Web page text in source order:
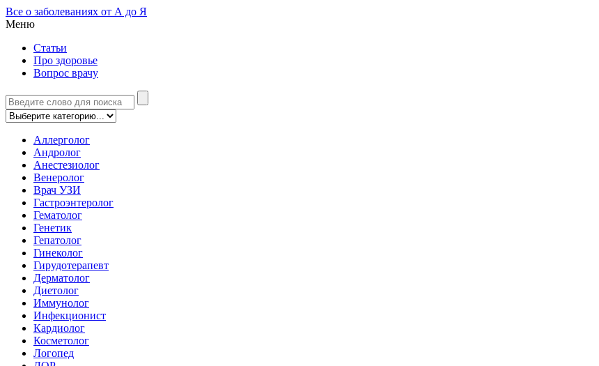
Все о заболеваниях от А до Я
Меню
Статьи
Про здоровье
Вопрос врачу
Аллерголог
Андролог
Анестезиолог
Венеролог
Врач УЗИ
Гастроэнтеролог
Гематолог
Генетик
Гепатолог
Гинеколог
Гирудотерапевт
Дерматолог
Диетолог
Иммунолог
Инфекционист
Кардиолог
Косметолог
Логопед